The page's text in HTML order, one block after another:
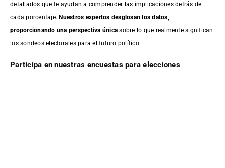
detallados que te ayudan a comprender las implicaciones detrás de
cada porcentaje. Nuestros expertos desglosan los datos,
proporcionando una perspectiva única sobre lo que realmente significan
los sondeos electorales para el futuro político.
Participa en nuestras encuestas para elecciones